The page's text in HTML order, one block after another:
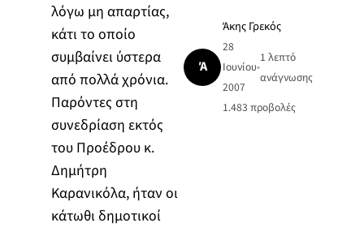
λόγω μη απαρτίας,
κάτι το οποίο
συμβαίνει ύστερα
από πολλά χρόνια.
Παρόντες στη
συνεδρίαση εκτός
του Προέδρου κ.
Δημήτρη
Καρανικόλα, ήταν οι
κάτωθι δημοτικοί
Ά
Άκης Γρεκός
28
Ιουνίου
2007
•
1 λεπτό
ανάγνωσης
1.483 προβολές